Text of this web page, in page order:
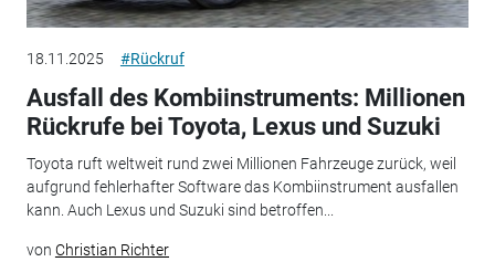
18.11.2025 #Rückruf
Ausfall des Kombiinstruments: Millionen
Rückrufe bei Toyota, Lexus und Suzuki
Toyota ruft weltweit rund zwei Millionen Fahrzeuge zurück, weil
aufgrund fehlerhafter Software das Kombiinstrument ausfallen
kann. Auch Lexus und Suzuki sind betroffen...
von Christian Richter